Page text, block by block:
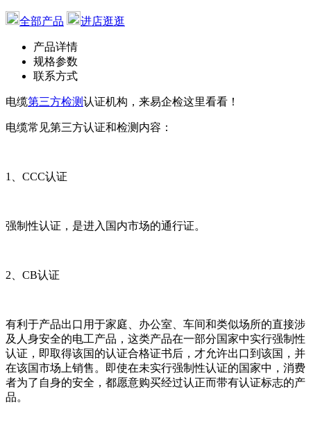
全部产品 进店逛逛
产品详情
规格参数
联系方式
电缆第三方检测认证机构，来易企检这里看看！
电缆常见第三方认证和检测内容：
1、CCC认证
强制性认证，是进入国内市场的通行证。
2、CB认证
有利于产品出口用于家庭、办公室、车间和类似场所的直接涉
及人身安全的电工产品，这类产品在一部分国家中实行强制性
认证，即取得该国的认证合格证书后，才允许出口到该国，并
在该国市场上销售。即使在未实行强制性认证的国家中，消费
者为了自身的安全，都愿意购买经过认正而带有认证标志的产
品。